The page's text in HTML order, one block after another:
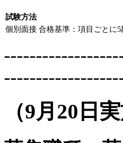
試験方法
個別面接 合格基準：項目ごとに
（9月20日